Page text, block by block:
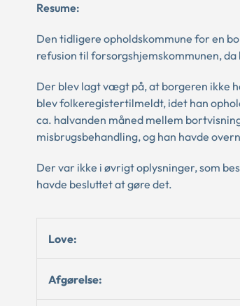
Resume:
Den tidligere opholdskommune for en
refusion til forsorgshjemskommunen,
Der blev lagt vægt på, at borgeren ikke
blev folkeregistertilmeldt, idet han
ca. halvanden måned mellem
misbrugsbehandling, og han havde
Der var ikke i øvrigt oplysninger, som
havde besluttet at gøre det.
Love:
Afgørelse: